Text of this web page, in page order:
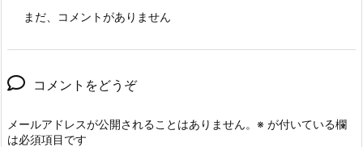
まだ、コメントがありません
コメントをどうぞ
メールアドレスが公開されることはありません。 ※ が付いている欄
は必須項目です